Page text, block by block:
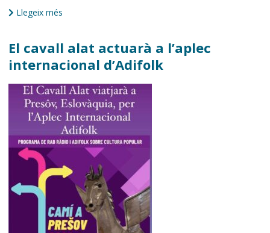
Llegeix més
El cavall alat actuarà a l’aplec
internacional d’Adifolk